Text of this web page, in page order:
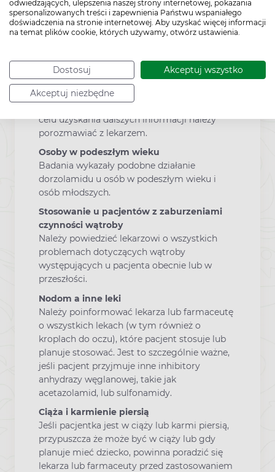
odwiedzających, ulepszenia naszej strony internetowej, pokazania
spersonalizowanych treści i zapewnienia Państwu wspaniałego
doświadczenia na stronie internetowej. Aby uzyskać więcej informacji
na temat plików cookie, których używamy, otwórz ustawienia.
Dostosuj Akceptuj wszystko
Akceptuj niezbędne
spowodował wystąpienie reakcji alergicznej
(na przykład: wysypka na skórze, ciężka
reakcja skórna lub świąd).
Działanie dorzolamidu badano u niemowląt i
dzieci w wieku poniżej 6 lat, u których
stwierdzono zwiększone ciśnienie w oku lub
oczach, lub u których rozpoznano jaskrę. W
celu uzyskania dalszych informacji należy
porozmawiać z lekarzem.
Osoby w podeszłym wieku
Badania wykazały podobne działanie
dorzolamidu u osób w podeszłym wieku i
osób młodszych.
Stosowanie u pacjentów z zaburzeniami
czynności wątroby
Należy powiedzieć lekarzowi o wszystkich
problemach dotyczących wątroby
występujących u pacjenta obecnie lub w
przeszłości.
Nodom a inne leki
Należy poinformować lekarza lub farmaceutę
o wszystkich lekach (w tym również o
kroplach do oczu), które pacjent stosuje lub
planuje stosować. Jest to szczególnie ważne,
jeśli pacjent przyjmuje inne inhibitory
anhydrazy węglanowej, takie jak
acetazolamid, lub sulfonamidy.
Ciąża i karmienie piersią
Jeśli pacjentka jest w ciąży lub karmi piersią,
przypuszcza że może być w ciąży lub gdy
planuje mieć dziecko, powinna poradzić się
lekarza lub farmaceuty przed zastosowaniem